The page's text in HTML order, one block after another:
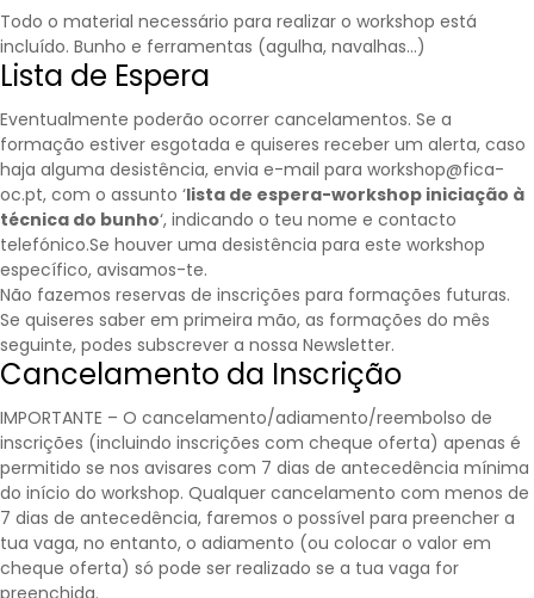
Todo o material necessário para realizar o workshop está
incluído. Bunho e ferramentas (agulha, navalhas…)
Lista de Espera
Eventualmente poderão ocorrer cancelamentos. Se a
formação estiver esgotada e quiseres receber um alerta, caso
haja alguma desistência, envia e-mail para workshop@fica-
oc.pt, com o assunto ‘lista de espera-workshop iniciação à
técnica do bunho‘, indicando o teu nome e contacto
telefónico.Se houver uma desistência para este workshop
específico, avisamos-te.
Não fazemos reservas de inscrições para formações futuras.
Se quiseres saber em primeira mão, as formações do mês
seguinte, podes subscrever a nossa Newsletter.
Cancelamento da Inscrição
IMPORTANTE – O cancelamento/adiamento/reembolso de
inscrições (incluindo inscrições com cheque oferta) apenas é
permitido se nos avisares com 7 dias de antecedência mínima
do início do workshop. Qualquer cancelamento com menos de
7 dias de antecedência, faremos o possível para preencher a
tua vaga, no entanto, o adiamento (ou colocar o valor em
cheque oferta) só pode ser realizado se a tua vaga for